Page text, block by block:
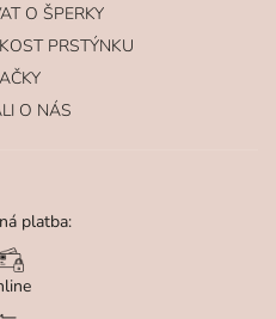
O ŠPERKY
PRSTÝNKU
O NÁS
platba: